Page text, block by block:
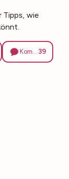
Tipps, wie
39